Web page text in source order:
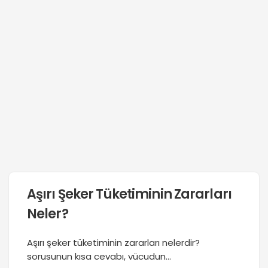
Aşırı Şeker Tüketiminin Zararları
Neler?
Aşırı şeker tüketiminin zararları nelerdir?
sorusunun kısa cevabı, vücudun